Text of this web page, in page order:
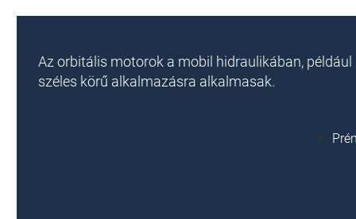
Az orbitális motorok a mobil hidraulikában,
széles körű alkalmazásra alkalmasak.